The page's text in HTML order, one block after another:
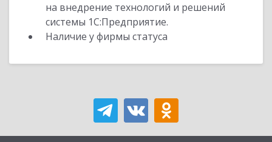
на внедрение технологий и решений
системы 1С:Предприятие.
Наличие у фирмы статуса